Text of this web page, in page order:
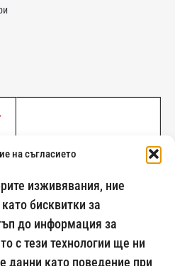
на съгласието
изживявания, ние
бисквитки за
до информация за
с тези технологии ще ни
данни като поведение при